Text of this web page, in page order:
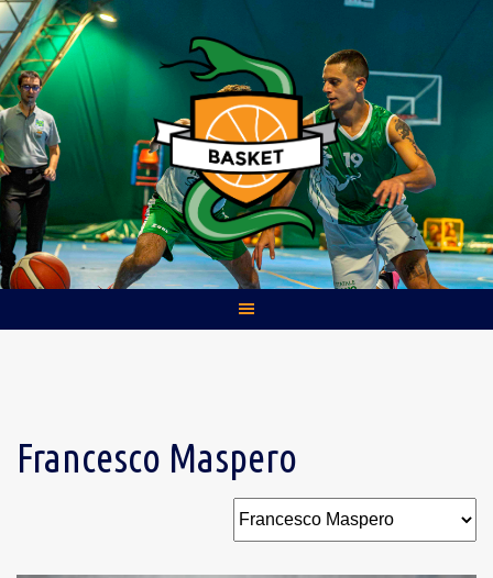
Skip
to
content
Francesco Maspero